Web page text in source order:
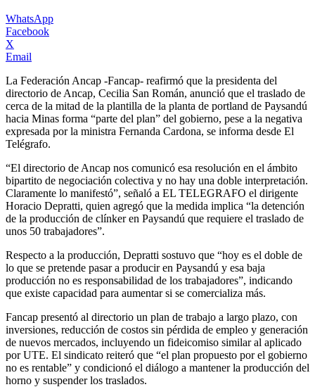
WhatsApp
Facebook
X
Email
La Federación Ancap -Fancap- reafirmó que la presidenta del
directorio de Ancap, Cecilia San Román, anunció que el traslado de
cerca de la mitad de la plantilla de la planta de portland de Paysandú
hacia Minas forma “parte del plan” del gobierno, pese a la negativa
expresada por la ministra Fernanda Cardona, se informa desde El
Telégrafo.
“El directorio de Ancap nos comunicó esa resolución en el ámbito
bipartito de negociación colectiva y no hay una doble interpretación.
Claramente lo manifestó”, señaló a EL TELEGRAFO el dirigente
Horacio Depratti, quien agregó que la medida implica “la detención
de la producción de clínker en Paysandú que requiere el traslado de
unos 50 trabajadores”.
Respecto a la producción, Depratti sostuvo que “hoy es el doble de
lo que se pretende pasar a producir en Paysandú y esa baja
producción no es responsabilidad de los trabajadores”, indicando
que existe capacidad para aumentar si se comercializa más.
Fancap presentó al directorio un plan de trabajo a largo plazo, con
inversiones, reducción de costos sin pérdida de empleo y generación
de nuevos mercados, incluyendo un fideicomiso similar al aplicado
por UTE. El sindicato reiteró que “el plan propuesto por el gobierno
no es rentable” y condicionó el diálogo a mantener la producción del
horno y suspender los traslados.